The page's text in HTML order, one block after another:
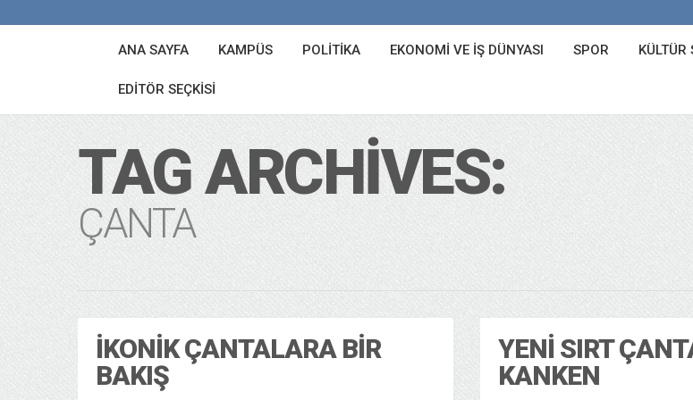
ANA SAYFA KAMPÜS POLITIKA EKONOMI VE İŞ DÜNYASI SPOR KÜLTÜR
EDITÖR SEÇKISI
TAG ARCHIVES:
ÇANTA
İKONIK ÇANTALARA BIR
BAKIŞ
YENI SIRT
KANKEN